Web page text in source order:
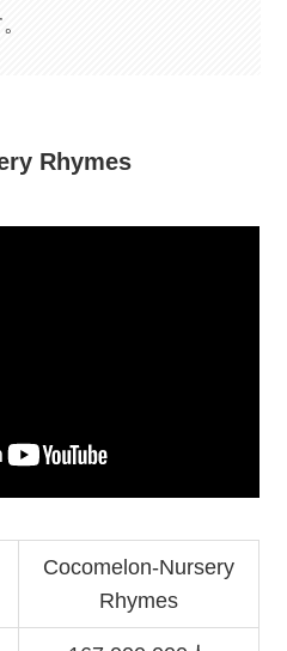
Rhymes
Cocomelon-Nursery
Rhymes